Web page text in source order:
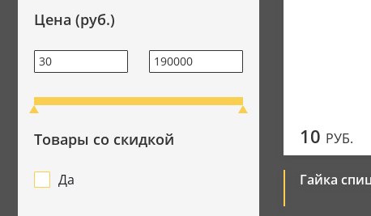
Цена (руб.)
Товары со скидкой
Да
10 РУБ.
Гайка